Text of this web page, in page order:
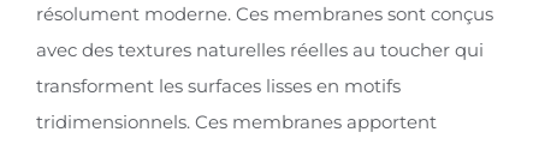
résolument moderne. Ces membranes sont conçus
avec des textures naturelles réelles au toucher qui
transforment les surfaces lisses en motifs
tridimensionnels. Ces membranes apportent